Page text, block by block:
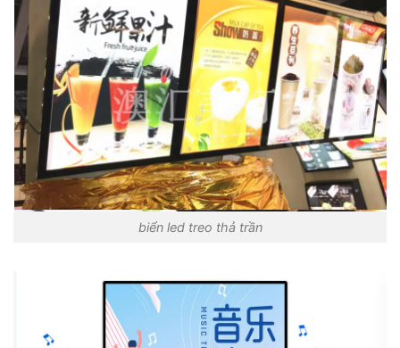
biển led treo thả trần